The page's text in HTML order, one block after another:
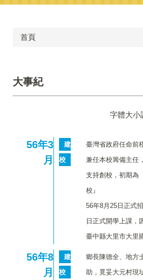
跳
首頁
大事紀
字體大小
56年3
月
建
校
臺灣省政府任命前
兼任本校籌備主任
支持創校，初期為
校』
56年8月25日正式
日正式開學上課，
臺中縣大里市大里
56年8
月
建
校
鄉長陳德全、地方
助，覓妥大元村現